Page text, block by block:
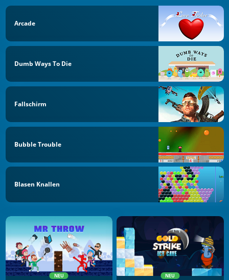
Arcade
Dumb Ways To Die
Fallschirm
Bubble Trouble
Blasen Knallen
NEU NEU